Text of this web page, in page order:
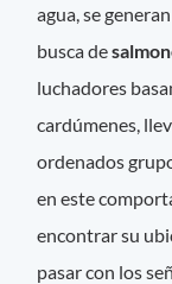
agua, se
busca de
luchadores
cardúmenes,
ordenados
en este
encontrar su
pasar con los